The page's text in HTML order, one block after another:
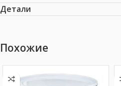
Детали
Похожие